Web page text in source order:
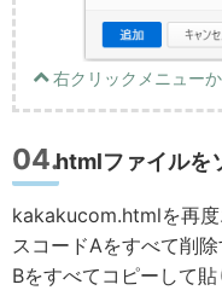
右クリックメニュー
htmlファイルを
kakakucom.htmlを再
スコードAをすべて削
Bをすべてコピーして